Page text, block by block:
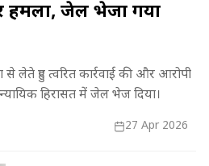
हमला, जेल भेजा गया
लेते हुए त्वरित कार्रवाई की और आरोपी
हिरासत में जेल भेज दिया।
27 Apr 2026